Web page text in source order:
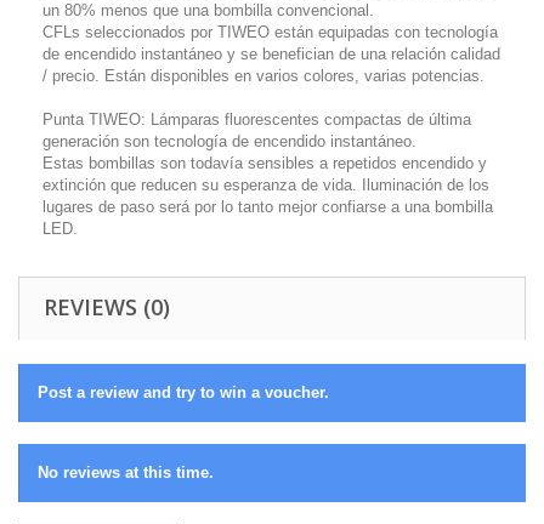
un 80% menos que una bombilla convencional.
CFLs seleccionados por TIWEO están equipadas con tecnología
de encendido instantáneo y se benefician de una relación calidad
/ precio. Están disponibles en varios colores, varias potencias.
Punta TIWEO: Lámparas fluorescentes compactas de última
generación son tecnología de encendido instantáneo.
Estas bombillas son todavía sensibles a repetidos encendido y
extinción que reducen su esperanza de vida. Iluminación de los
lugares de paso será por lo tanto mejor confiarse a una bombilla
LED.
REVIEWS (0)
Post a review and try to win a voucher.
No reviews at this time.